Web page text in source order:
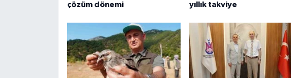
çözüm dönemi
yıllık takviye